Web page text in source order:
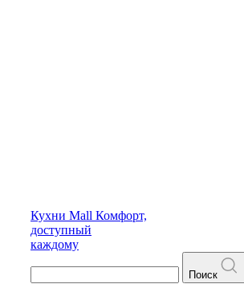
Кухни Mall Комфорт,
доступный
каждому
Поиск